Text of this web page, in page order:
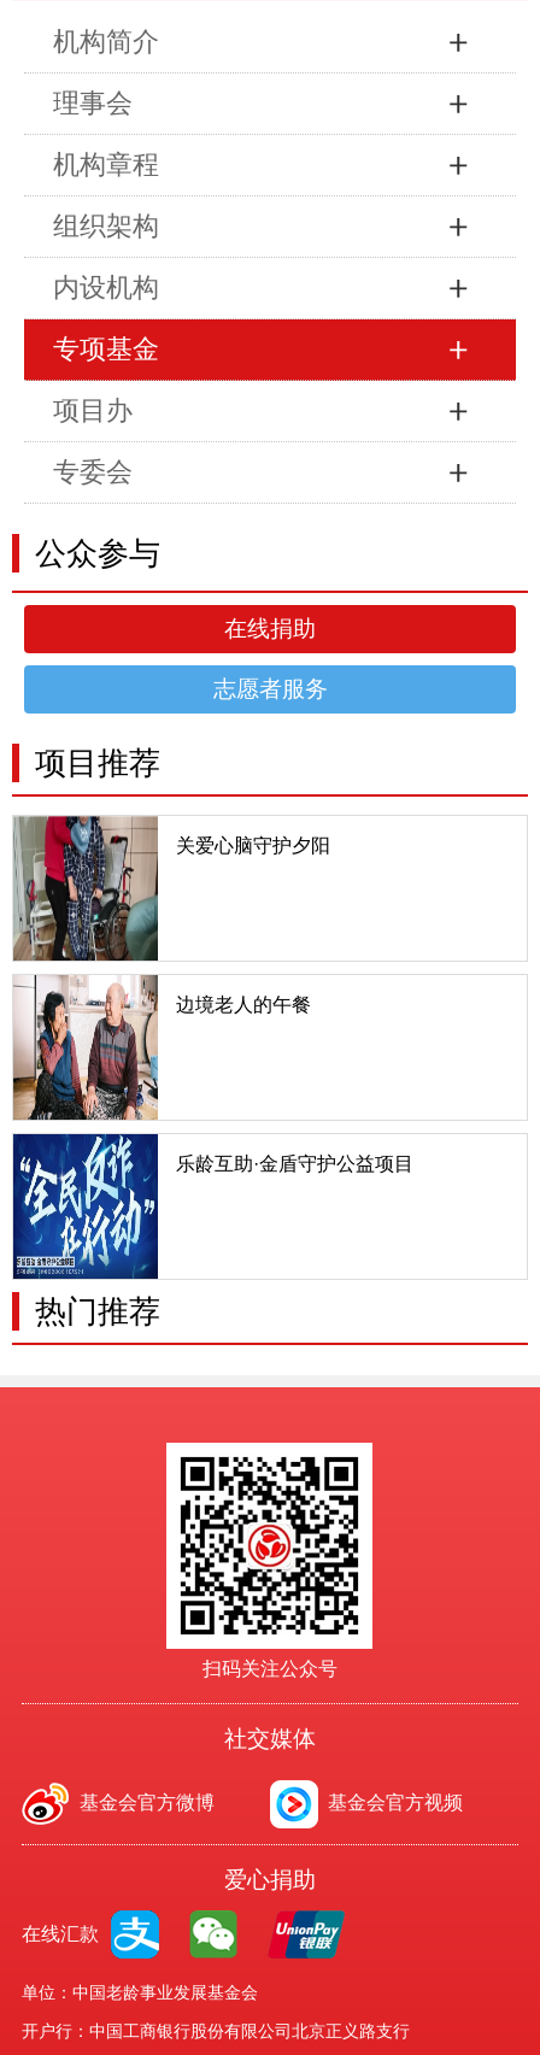
机构简介
理事会
机构章程
组织架构
内设机构
专项基金
项目办
专委会
公众参与
在线捐助
志愿者服务
项目推荐
关爱心脑守护夕阳
边境老人的午餐
乐龄互助·金盾守护公益项目
热门推荐
扫码关注公众号
社交媒体
基金会官方微博 基金会官方视频
爱心捐助
在线汇款
单位：中国老龄事业发展基金会
开户行：中国工商银行股份有限公司北京正义路支行